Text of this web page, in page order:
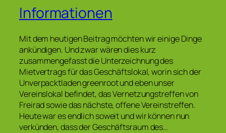
Informationen
Mit dem heutigen Beitrag möchten wir einige Dinge
ankündigen. Und zwar wären dies kurz
zusammengefasst die Unterzeichnung des
Mietvertrags für das Geschäftslokal, worin sich der
Unverpacktladen greenroot und eben unser
Vereinslokal befindet, das Vernetzungstreffen von
Freirad sowie das nächste, offene Vereinstreffen.
Heute war es endlich soweit und wir können nun
verkünden, dass der Geschäftsraum des…